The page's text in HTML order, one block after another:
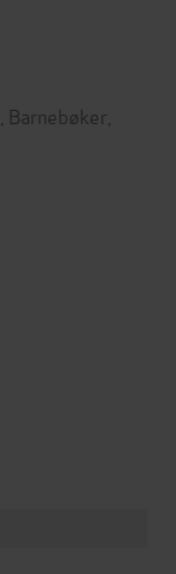
Barnebøker